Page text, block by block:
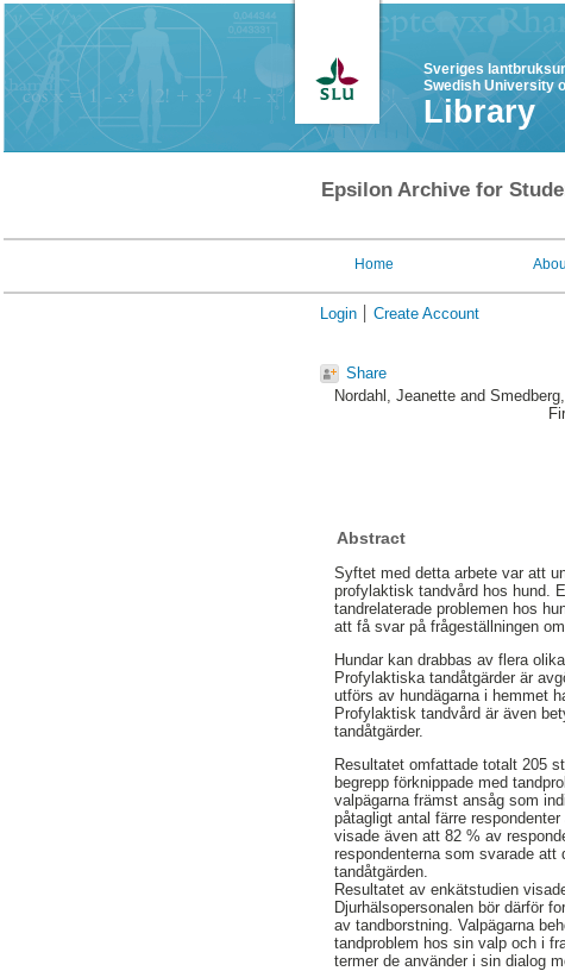
Sveriges
Swedish University
Library
Epsilon Archive for
Home
Login Create Account
Share
Nordahl, Jeanette and
Abstract
Syftet med detta arbete var att
profylaktisk tandvård hos hund.
tandrelaterade problemen hos
att få svar på frågeställningen
Hundar kan drabbas av flera
Profylaktiska tandåtgärder är
utförs av hundägarna i hemmet
Profylaktisk tandvård är även
tandåtgärder.
Resultatet omfattade totalt 205
begrepp förknippade med
valpägarna främst ansåg som
påtagligt antal färre
visade även att 82 % av
respondenterna som svarade
tandåtgärden.
Resultatet av enkätstudien
Djurhälsopersonalen bör därför
av tandborstning. Valpägarna
tandproblem hos sin valp och i
termer de använder i sin dialog